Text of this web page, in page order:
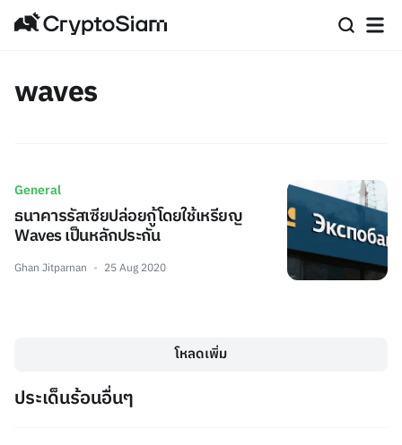
waves
General
ธนาคารรัสเซียปล่อยกู้โดยใช้เหรียญ
Waves เป็นหลักประกัน
Ghan Jitparnan 25 Aug 2020
โหลดเพิ่ม
ประเด็นร้อนอื่นๆ